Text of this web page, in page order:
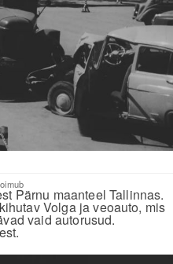
Pärnu maanteel Tallinnas.
Volga ja veoauto, mis
vaid autorusud.